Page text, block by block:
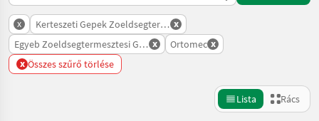
x Kerteszeti Gepek Zoeldsegtermesztes Gepei
x
Egyeb Zoeldsegtermesztesi Gepek
x Ortomec x
x Összes szűrő törlése
Lista Rács